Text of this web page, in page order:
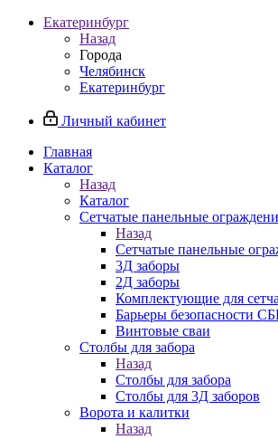
Екатеринбург
Назад
Города
Челябинск
Екатеринбург
Личный кабинет
Главная
Каталог
Назад
Каталог
Сетчатые панельные
Назад
Сетчатые панельные
3Д заборы
2Д заборы
Комплектующие для
Барьеры безопасности
Винтовые сваи
Столбы для забора
Назад
Столбы для забора
Столбы для 3Д заборов
Ворота и калитки
Назад